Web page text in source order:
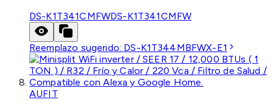
DS-K1T341CMFWDS-K1T341CMFW
Reemplazo sugerido: DS-K1T344MBFWX-E1
AUFIT